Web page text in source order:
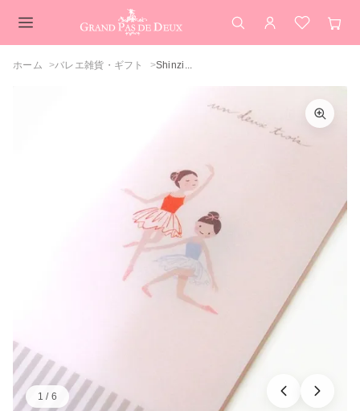
検索 アカウント
お気に入
カ
Shinzi Katoh（シンジカトウ）バレエ チ
ケットホルダー プリエ バレエ柄ステーシ
買い物を続ける
ホーム バレエ雑貨・ギフト Shinzi...
1 / 6